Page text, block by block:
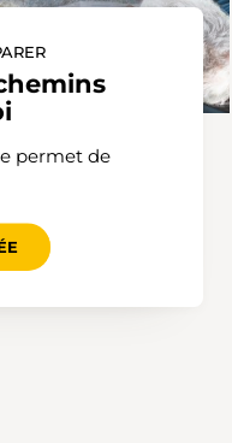
permet de